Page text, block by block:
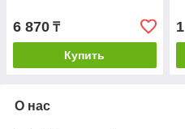
6 870 ₸
Купить
О нас